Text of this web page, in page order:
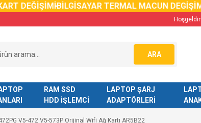
DEĞİŞİMİBİLGİSAYAR TERMAL MACUN DEGİŞİMİ
ARA
RAM SSD
HDD İŞLEMCİ
LAPTOP ŞARJ
ADAPTÖRLERİ
V5-472 V5-573P Orijinal Wifi Ağ Kartı AR5B22